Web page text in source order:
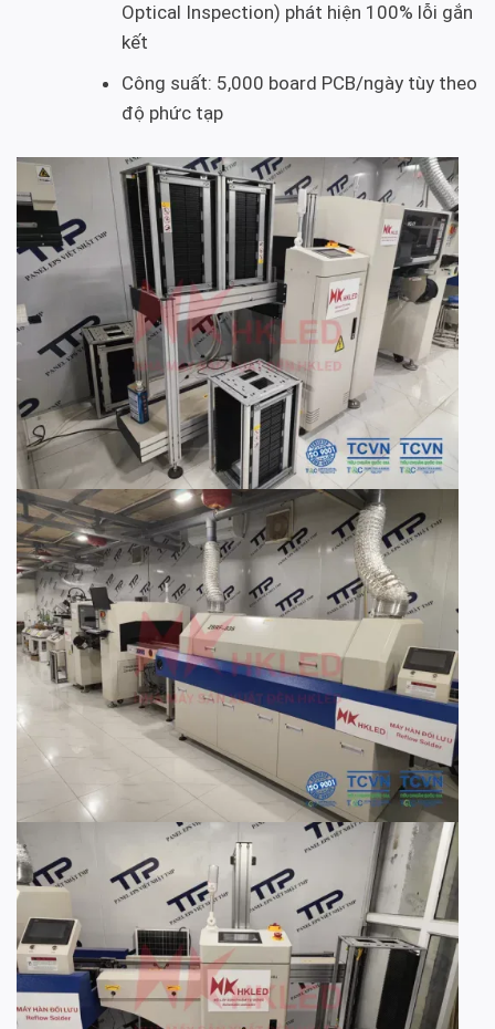
Optical Inspection) phát hiện 100% lỗi gắn
kết
Công suất: 5,000 board PCB/ngày tùy theo
độ phức tạp